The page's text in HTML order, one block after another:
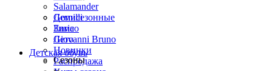
Демисезонные
Зима
Лето
Новинки
Распродажа
Salamander
Gomilli
Enrico
Giovanni Bruno
Сезоны
Детская обувь